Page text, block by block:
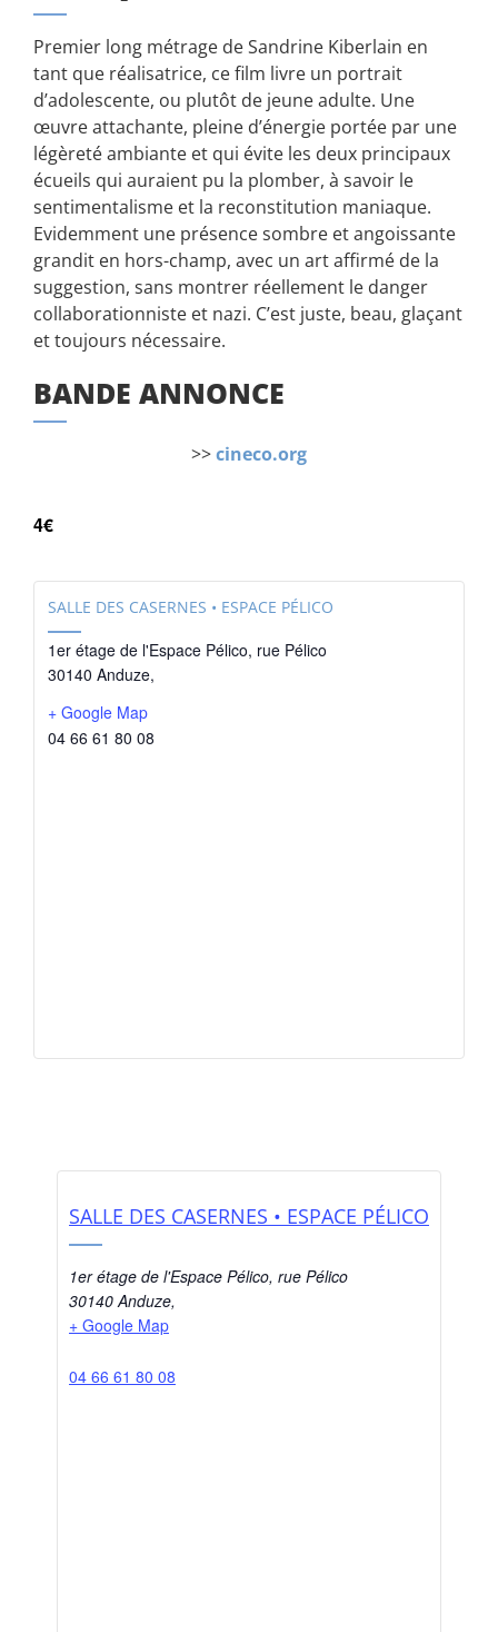
Premier long métrage de Sandrine Kiberlain en
tant que réalisatrice, ce film livre un portrait
d’adolescente, ou plutôt de jeune adulte. Une
œuvre attachante, pleine d’énergie portée par une
légèreté ambiante et qui évite les deux principaux
écueils qui auraient pu la plomber, à savoir le
sentimentalisme et la reconstitution maniaque.
Evidemment une présence sombre et angoissante
grandit en hors-champ, avec un art affirmé de la
suggestion, sans montrer réellement le danger
collaborationniste et nazi. C’est juste, beau, glaçant
et toujours nécessaire.
BANDE ANNONCE
>>cineco.org
4€
SALLE DES CASERNES • ESPACE PÉLICO
1er étage de l'Espace Pélico, rue Pélico
30140 Anduze,
+ Google Map
04 66 61 80 08
SALLE DES CASERNES • ESPACE PÉLICO
1er étage de l'Espace Pélico, rue Pélico
30140 Anduze,
+ Google Map
04 66 61 80 08